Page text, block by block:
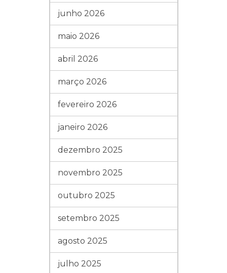
junho 2026
maio 2026
abril 2026
março 2026
fevereiro 2026
janeiro 2026
dezembro 2025
novembro 2025
outubro 2025
setembro 2025
agosto 2025
julho 2025